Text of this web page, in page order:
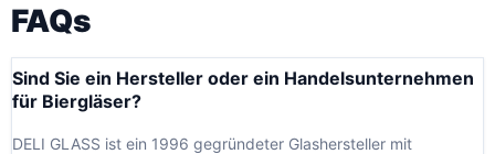
FAQs
Sind Sie ein Hersteller oder ein Handelsunternehmen
für Biergläser?
DELI GLASS ist ein 1996 gegründeter Glashersteller mit